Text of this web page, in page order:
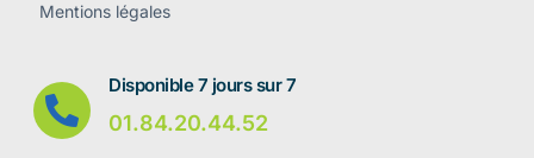
Mentions légales
Disponible 7 jours sur 7
01.84.20.44.52